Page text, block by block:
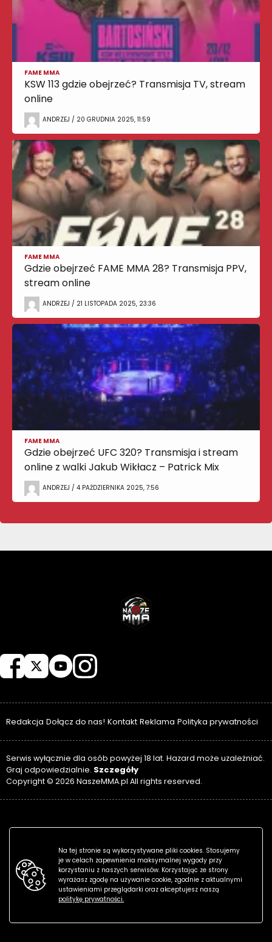
FAME MMA
KSW 113 gdzie obejrzeć? Transmisja TV, stream
online
ANDRZEJ / 20 GRUDNIA 2025, 11:59
FAME MMA
Gdzie obejrzeć FAME MMA 28? Transmisja PPV,
stream online
ANDRZEJ / 21 LISTOPADA 2025, 23:36
FAME MMA
Gdzie obejrzeć UFC 320? Transmisja i stream
online z walki Jakub Wikłacz – Patrick Mix
ANDRZEJ / 4 PAŹDZIERNIKA 2025, 7:56
Redakcja Dołącz do nas! Kontakt Reklama Polityka prywatności
Serwis wyłącznie dla osób powyżej 18 lat. Hazard może uzależniać.
Graj odpowiedzialnie. Szczegóły
Copyright © 2026 NaszeMMA.pl All rights reserved.
Na tej stronie są wykorzystywane pliki cookies. Stosujemy
je w celach zapewnienia maksymalnej wygody przy
korzystaniu z naszych serwisów. Korzystając ze strony
wyrażasz zgodę na używanie cookie, zgodnie z aktualnymi
ustawieniami przeglądarki oraz akceptujesz naszą
politykę prywatności.